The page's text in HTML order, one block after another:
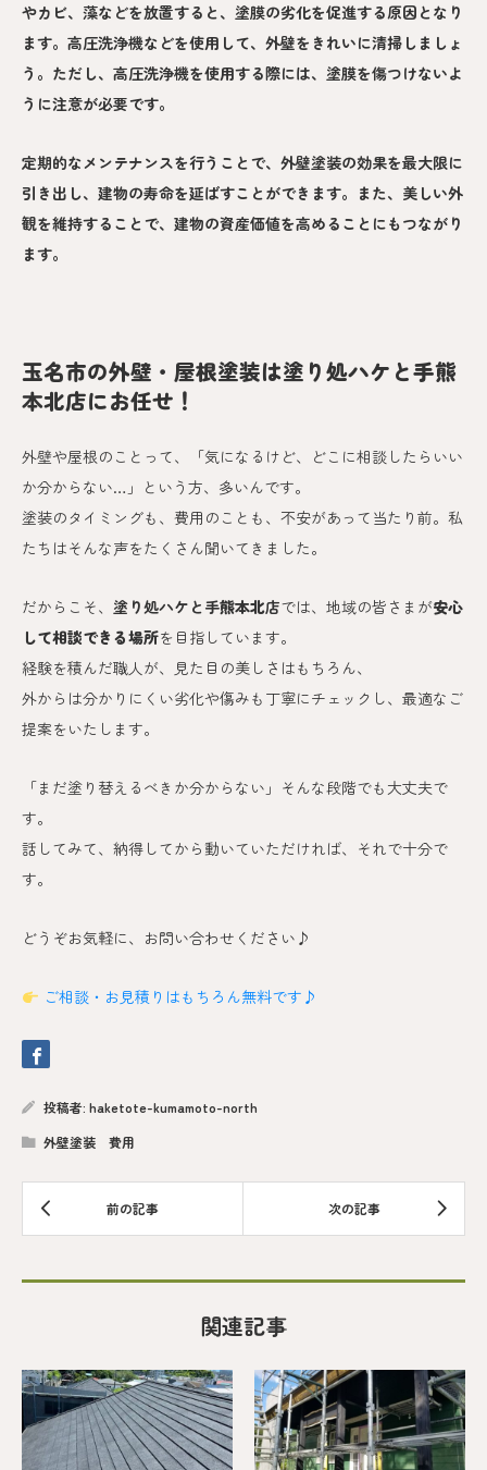
やカビ、藻などを放置すると、塗膜の劣化を促進する原因となり
ます。高圧洗浄機などを使用して、外壁をきれいに清掃しましょ
う。ただし、高圧洗浄機を使用する際には、塗膜を傷つけないよ
うに注意が必要です。
定期的なメンテナンスを行うことで、外壁塗装の効果を最大限に
引き出し、建物の寿命を延ばすことができます。また、美しい外
観を維持することで、建物の資産価値を高めることにもつながり
ます。
玉名市の外壁・屋根塗装は塗り処ハケと手熊
本北店にお任せ！
外壁や屋根のことって、「気になるけど、どこに相談したらいい
か分からない…」という方、多いんです。
塗装のタイミングも、費用のことも、不安があって当たり前。私
たちはそんな声をたくさん聞いてきました。
だからこそ、 塗り処ハケと手熊本北店では、地域の皆さまが安心
して相談できる場所を目指しています。
経験を積んだ職人が、見た目の美しさはもちろん、
外からは分かりにくい劣化や傷みも丁寧にチェックし、最適なご
提案をいたします。
「まだ塗り替えるべきか分からない」そんな段階でも大丈夫で
す。
話してみて、納得してから動いていただければ、それで十分で
す。
どうぞお気軽に、お問い合わせください♪
ご相談・お見積りはもちろん無料です♪
投稿者: haketote-kumamoto-north
外壁塗装 費用
関連記事